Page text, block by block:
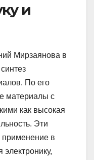
и
Мирзаянова в
По его
материалы с
как высокая
Эти
в